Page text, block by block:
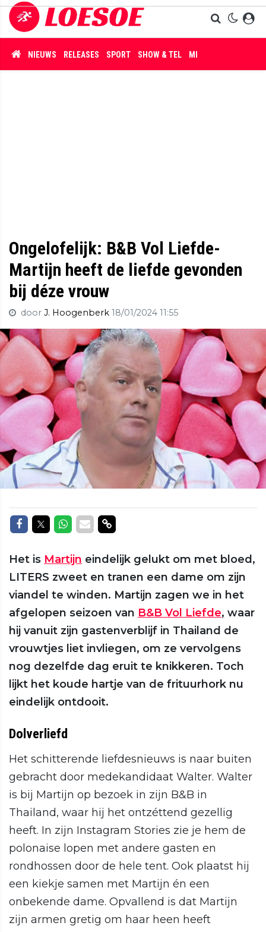
NIEUWS RELEASES SPORT SHOW & TEL MISDAAD
Ongelofelijk: B&B Vol Liefde-
Martijn heeft de liefde gevonden
bij déze vrouw
door J. Hoogenberk 18/01/2024 11:55
Delen op Facebook
Delen op Twitter
Delen op Whatsapp
Delen via Mail
Delen via link
Het is Martijn eindelijk gelukt om met bloed,
LITERS zweet en tranen een dame om zijn
viandel te winden. Martijn zagen we in het
afgelopen seizoen van B&B Vol Liefde, waar
hij vanuit zijn gastenverblijf in Thailand de
vrouwtjes liet invliegen, om ze vervolgens
nog dezelfde dag eruit te knikkeren. Toch
lijkt het koude hartje van de frituurhork nu
eindelijk ontdooit.
Dolverliefd
Het schitterende liefdesnieuws is naar buiten
gebracht door medekandidaat Walter. Walter
is bij Martijn op bezoek in zijn B&B in
Thailand, waar hij het ontzéttend gezellig
heeft. In zijn Instagram Stories zie je hem de
polonaise lopen met andere gasten en
rondhossen door de hele tent. Ook plaatst hij
een kiekje samen met Martijn én een
onbekende dame. Opvallend is dat Martijn
zijn armen gretig om haar heen heeft